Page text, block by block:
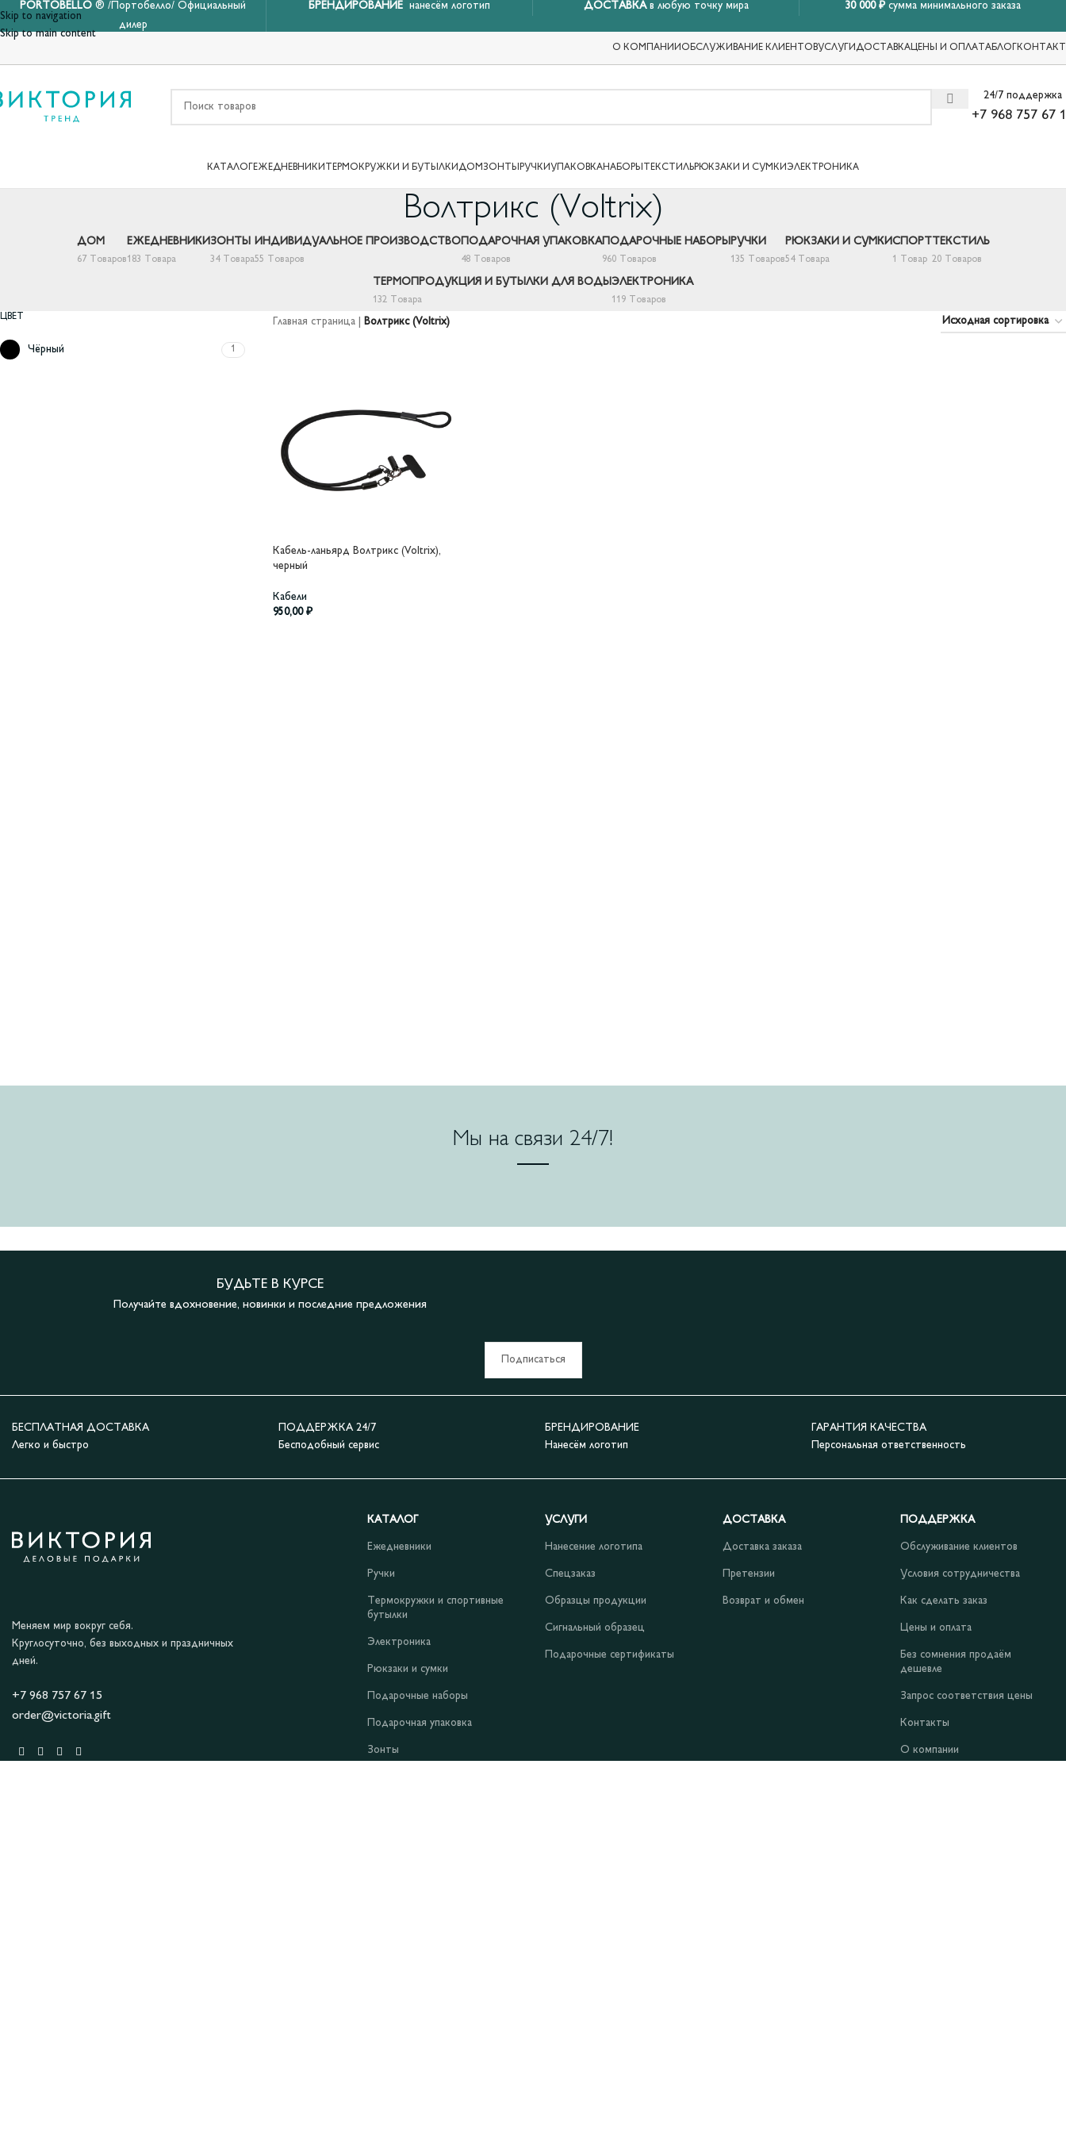
Skip to navigation
Skip to main content
PORTOBELLO ® /Портобелло/ Официальный
дилер
БРЕНДИРОВАНИЕ нанесём логотип ДОСТАВКА в любую точку мира 30 000 ₽сумма минимального заказа
О КОМПАНИИ ОБСЛУЖИВАНИЕ КЛИЕНТОВУСЛУГИДОСТАВКАЦЕНЫ И ОПЛАТАБЛОГ
24/7 поддержка
+7 968 757 67
КАТАЛОГ ЕЖЕДНЕВНИКИ ТЕРМОКРУЖКИ И БУТЫЛКИДОМ ЗОНТЫ РУЧКИ УПАКОВКАНАБОРЫ ТЕКСТИЛЬРЮКЗАКИ И СУМКИ ЭЛЕКТРОНИКА
Волтрикс (Voltrix)
ДОМ
67 Товаров
ЕЖЕДНЕВНИКИ
183 Товара
ЗОНТЫ
34 Товара
ИНДИВИДУАЛЬНОЕ ПРОИЗВОДСТВО
55 Товаров
ПОДАРОЧНАЯ УПАКОВКА
48 Товаров
ПОДАРОЧНЫЕ НАБОРЫ
960 Товаров
РУЧКИ
135 Товаров
РЮКЗАКИ И СУМКИ
54 Товара
СПОРТ
1 Товар
ТЕКСТИЛЬ
20 Товаров
ТЕРМОПРОДУКЦИЯ И БУТЫЛКИ ДЛЯ ВОДЫ
132 Товара
ЭЛЕКТРОНИКА
119 Товаров
ЦВЕТ
Чёрный 1
Главная страница| Волтрикс (Voltrix)
Кабель-ланьярд Волтрикс (Voltrix),
черный
Кабели
950,00 ₽
Мы на связи 24/7!
БУДЬТЕ В КУРСЕ
Получайте вдохновение, новинки и последние предложения
Подписаться
БЕСПЛАТНАЯ ДОСТАВКА
Легко и быстро
ПОДДЕРЖКА 24/7
Бесподобный сервис
БРЕНДИРОВАНИЕ
Нанесём логотип
ГАРАНТИЯ КАЧЕСТВА
Персональная ответственность
Меняем мир вокруг себя.
Круглосуточно, без выходных и праздничных
дней.
+7 968 757 67 15
order@victoria.gift
КАТАЛОГ
Ежедневники
Ручки
Термокружки и спортивные
бутылки
Электроника
Рюкзаки и сумки
Подарочные наборы
Подарочная упаковка
Зонты
УСЛУГИ
Нанесение логотипа
Спецзаказ
Образцы продукции
Сигнальный образец
Подарочные сертификаты
ДОСТАВКА
Доставка заказа
Претензии
Возврат и обмен
ПОДДЕРЖКА
Обслуживание клиентов
Условия сотрудничества
Как сделать заказ
Цены и оплата
Без сомнения продаём
дешевле
Запрос соответствия цены
Контакты
О компании